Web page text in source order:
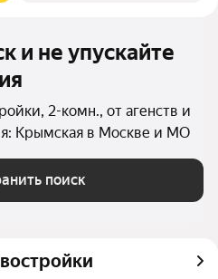
и не упускайте
2-комн., от агенств и
Крымская в Москве и МО
поиск